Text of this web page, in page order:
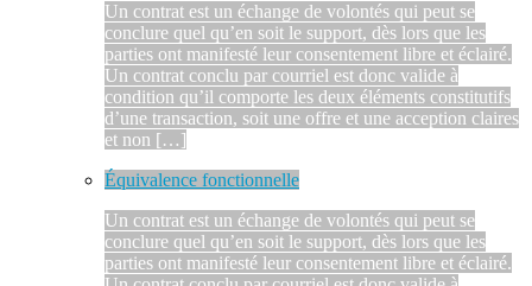
Un contrat est un échange de volontés qui peut se
conclure quel qu’en soit le support, dès lors que les
parties ont manifesté leur consentement libre et éclairé.
Un contrat conclu par courriel est donc valide à
condition qu’il comporte les deux éléments constitutifs
d’une transaction, soit une offre et une acception claires
et non […]
Équivalence fonctionnelle
Un contrat est un échange de volontés qui peut se
conclure quel qu’en soit le support, dès lors que les
parties ont manifesté leur consentement libre et éclairé.